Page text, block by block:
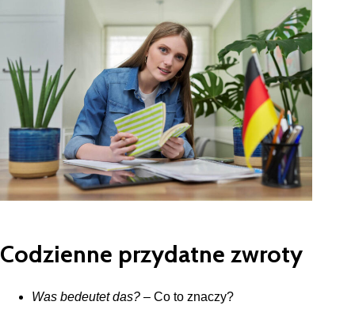
Codzienne przydatne zwroty
Was bedeutet das? – Co to znaczy?